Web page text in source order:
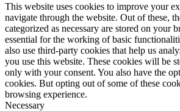
This website uses cookies to improve your
navigate through the website. Out of these,
categorized as necessary are stored on your
essential for the working of basic
also use third-party cookies that help us
you use this website. These cookies will be
only with your consent. You also have the
cookies. But opting out of some of these
browsing experience.
Necessary